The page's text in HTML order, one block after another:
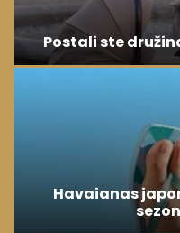
Postali ste
Havaianas